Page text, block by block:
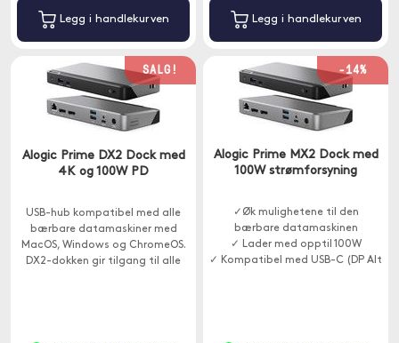
Legg i handlekurven Legg i handlekurven
SALG!
Alogic Prime DX2 Dock med
4K og 100W PD
USB-hub kompatibel med alle
bærbare datamaskiner med
MacOS, Windows og ChromeOS.
DX2-dokken gir tilgang til alle
-14%
Alogic Prime MX2 Dock med
100W strømforsyning
✓Øk mulighetene til den
bærbare datamaskinen
✓ Lader med opptil 100W
✓ Kompatibel med USB-C (DP Alt